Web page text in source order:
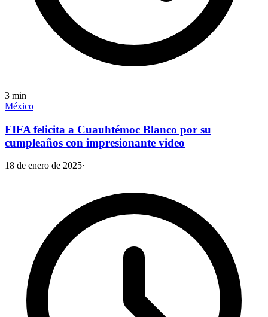
3 min
México
FIFA felicita a Cuauhtémoc Blanco por su
cumpleaños con impresionante video
18 de enero de 2025·